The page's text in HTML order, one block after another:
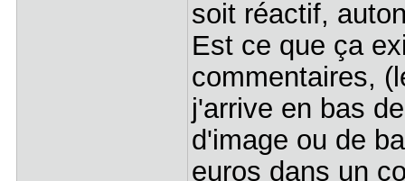
soit réactif,
Est ce que ça
commentaires,
j'arrive en bas
d'image ou de
euros dans un